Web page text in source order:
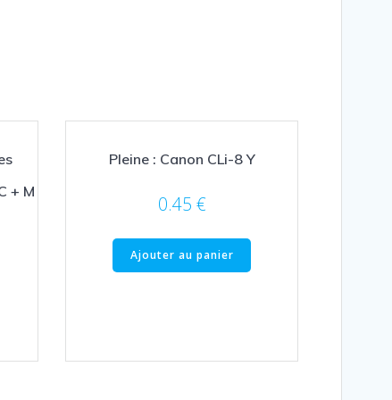
+ M
Pleine : Canon CLi-8 Y
0.45 €
Ajouter au panier